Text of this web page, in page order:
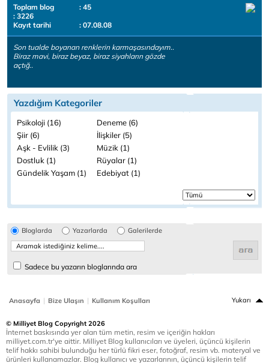
Toplam blog
: 45
: 3226
Kayıt tarihi
: 07.08.08
Son tualde boyanan renklerin karmaşasındayım..
Biraz mavi, biraz beyaz, biraz siyahların gözde
açtığ..
Yazdığım Kategoriler
Psikoloji (16)
Deneme (6)
Şiir (6)
İlişkiler (5)
Aşk - Evlilik (3)
Müzik (1)
Dostluk (1)
Rüyalar (1)
Gündelik Yaşam (1)
Edebiyat (1)
Bloglarda Yazarlarda Galerilerde
Sadece bu yazarın bloglarında ara
Anasayfa | Bize Ulaşın | Kullanım Koşulları Yukarı
© Milliyet Blog Copyright 2026
İnternet baskısında yer alan tüm metin, resim ve içeriğin hakları
milliyet.com.tr'ye aittir. Milliyet Blog kullanıcıları ve üyeleri, üçüncü kişilerin
telif hakkı sahibi bulunduğu her türlü fikri eser, fotoğraf, resim vb. materyal ve
ürünleri kullanamazlar. Blog kullanıcı ve yazarlarının, üçüncü kişilerin telif